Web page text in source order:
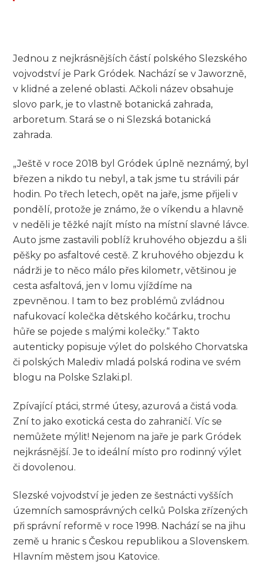
Jednou z nejkrásnějších částí polského Slezského
vojvodství je Park Gródek. Nachází se v Jaworzně,
v klidné a zelené oblasti. Ačkoli název obsahuje
slovo park, je to vlastně botanická zahrada,
arboretum. Stará se o ni Slezská botanická
zahrada.
„Ještě v roce 2018 byl Gródek úplně neznámý, byl
březen a nikdo tu nebyl, a tak jsme tu strávili pár
hodin. Po třech letech, opět na jaře, jsme přijeli v
pondělí, protože je známo, že o víkendu a hlavně
v neděli je těžké najít místo na místní slavné lávce.
Auto jsme zastavili poblíž kruhového objezdu a šli
pěšky po asfaltové cestě. Z kruhového objezdu k
nádrži je to něco málo přes kilometr, většinou je
cesta asfaltová, jen v lomu vjíždíme na
zpevněnou. I tam to bez problémů zvládnou
nafukovací kolečka dětského kočárku, trochu
hůře se pojede s malými kolečky.“ Takto
autenticky popisuje výlet do polského Chorvatska
či polských Malediv mladá polská rodina ve svém
blogu na Polske Szlaki.pl.
Zpívající ptáci, strmé útesy, azurová a čistá voda.
Zní to jako exotická cesta do zahraničí. Víc se
nemůžete mýlit! Nejenom na jaře je park Gródek
nejkrásnější. Je to ideální místo pro rodinný výlet
či dovolenou.
Slezské vojvodství je jeden ze šestnácti vyšších
územních samosprávných celků Polska zřízených
při správní reformě v roce 1998. Nachází se na jihu
země u hranic s Českou republikou a Slovenskem.
Hlavním městem jsou Katovice.